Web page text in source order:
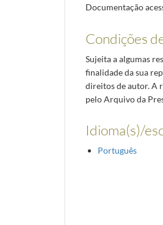
Documentação
Condições
Sujeita a algumas
finalidade da sua
direitos de autor. A
pelo Arquivo da
Idioma(s)/
Português